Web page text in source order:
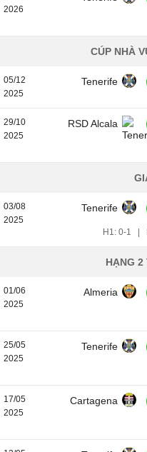
2026
CÚP NHÀ
05/12
2025
Tenerife
29/10
2025
RSD Alcala
03/08
2025
Tenerife
H1: 0-1
HẠNG 2
01/06
2025
Almeria
25/05
2025
Tenerife
17/05
2025
Cartagena